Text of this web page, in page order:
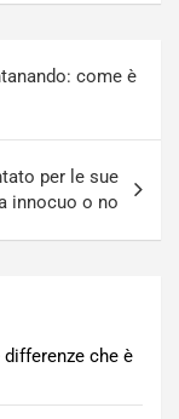
come è
per le sue
innocuo o no
che è